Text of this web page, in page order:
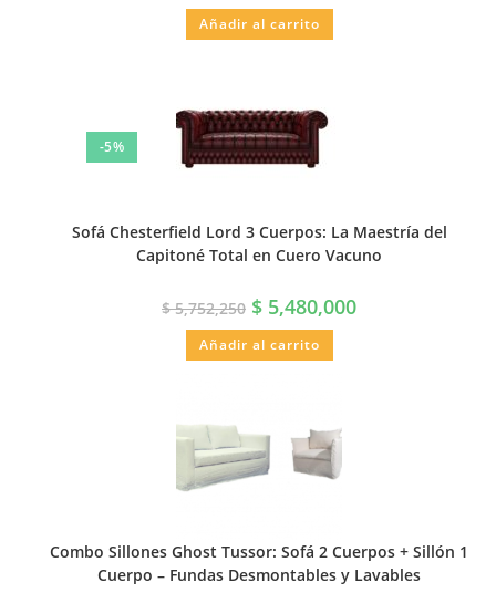
Añadir al carrito
-5%
Sofá Chesterfield Lord 3 Cuerpos: La Maestría del
Capitoné Total en Cuero Vacuno
$5,752,250 $ 5,480,000
Añadir al carrito
Combo Sillones Ghost Tussor: Sofá 2 Cuerpos + Sillón 1
Cuerpo – Fundas Desmontables y Lavables